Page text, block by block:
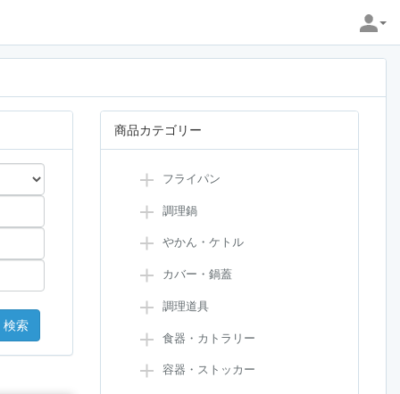
商品カテゴリー
フライパン
調理鍋
やかん・ケトル
カバー・鍋蓋
調理道具
食器・カトラリー
容器・ストッカー